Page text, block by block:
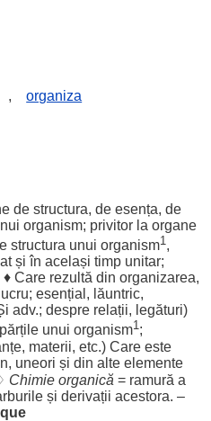
, organiza
de structura, de esența, de
organism; privitorla organe
structura unui organism1,
și în același timp unitar;
♦ Care rezultă din organizarea,
lucru; esențial , lăuntric,
adv.; despre relații, legături)
părțileunui organism1;
, materii, etc.) Care este
, uneori și din alte elemente
Chimieorganică = ramură a
și derivații acestora. –